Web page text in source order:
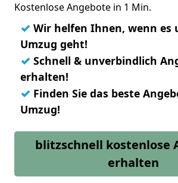
Kostenlose Angebote in 1 Min.
✓ Wir helfen Ihnen, wenn es
Umzug geht!
✓ Schnell & unverbindlich
erhalten!
✓ Finden Sie das beste
Umzug!
blitzschnell kostenlose
erhalten